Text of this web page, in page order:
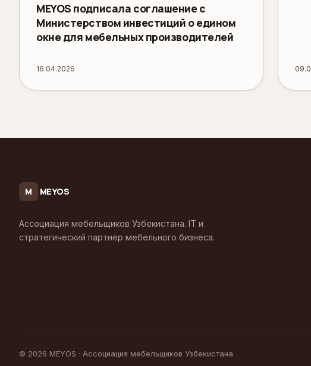
MEYOS подписала соглашение с
Министерством инвестиций о едином
окне для мебельных производителей
16.04.2026
M MEYOS
Ассоциация мебельщиков Узбекистана. IT и
стратегический партнёр мебельного бизнеса.
© 2026 MEYOS · Ассоциация мебельщиков Узбекистана